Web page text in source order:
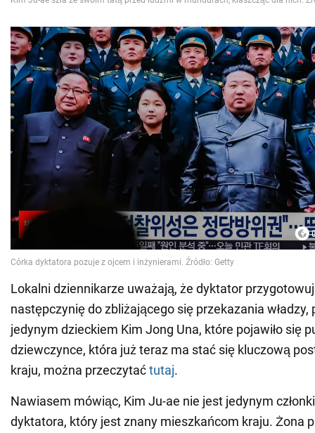
Lokalni dziennikarze uważają, że dyktator
następczynię do zbliżającego się przekazania
jedynym dzieckiem Kim Jong Una, które pojawiło się
dziewczynce, która już teraz ma stać się kluczową
kraju, można przeczytaćtutaj.
Nawiasem mówiąc, Kim Ju-ae nie jest jedynym
dyktatora, który jest znany mieszkańcom kraju. Żona